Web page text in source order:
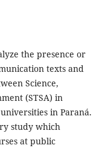
the presence or
texts and
Science,
(STSA) in
in Paraná.
study which
at public